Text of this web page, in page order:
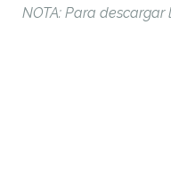
NOTA: Para